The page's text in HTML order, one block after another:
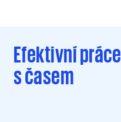
Efektivní práce
s časem